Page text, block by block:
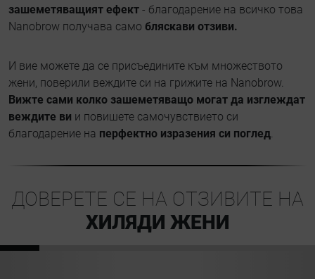
зашеметяващият ефект - благодарение на всичко това
Nanobrow получава само бляскави отзиви.
И вие можете да се присъедините към множеството
жени, поверили веждите си на грижите на Nanobrow.
Вижте сами колко зашеметяващо могат да изглеждат
веждите ви и повишете самочувствието си
благодарение на перфектно изразения си поглед.
ДОВЕРЕТЕ СЕ НА ОТЗИВИТЕ НА
ХИЛЯДИ ЖЕНИ